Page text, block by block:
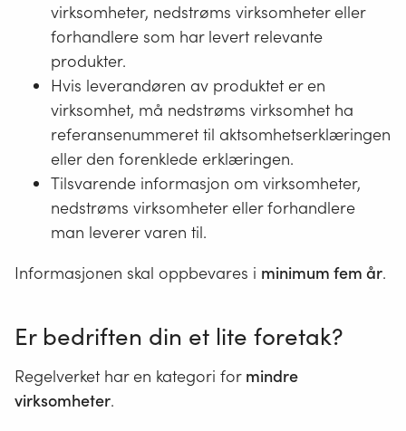
virksomheter, nedstrøms virksomheter eller
forhandlere som har levert relevante
produkter.
Hvis leverandøren av produktet er en
virksomhet, må nedstrøms virksomhet ha
referansenummeret til aktsomhetserklæringen
eller den forenklede erklæringen.
Tilsvarende informasjon om virksomheter,
nedstrøms virksomheter eller forhandlere
man leverer varen til.
Informasjonen skal oppbevares i minimum fem år.
Er bedriften din et lite foretak?
Regelverket har en kategori for mindre
virksomheter.